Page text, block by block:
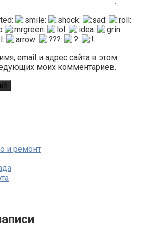
email и адрес сайта в этом
моих комментариев.
и ремонт